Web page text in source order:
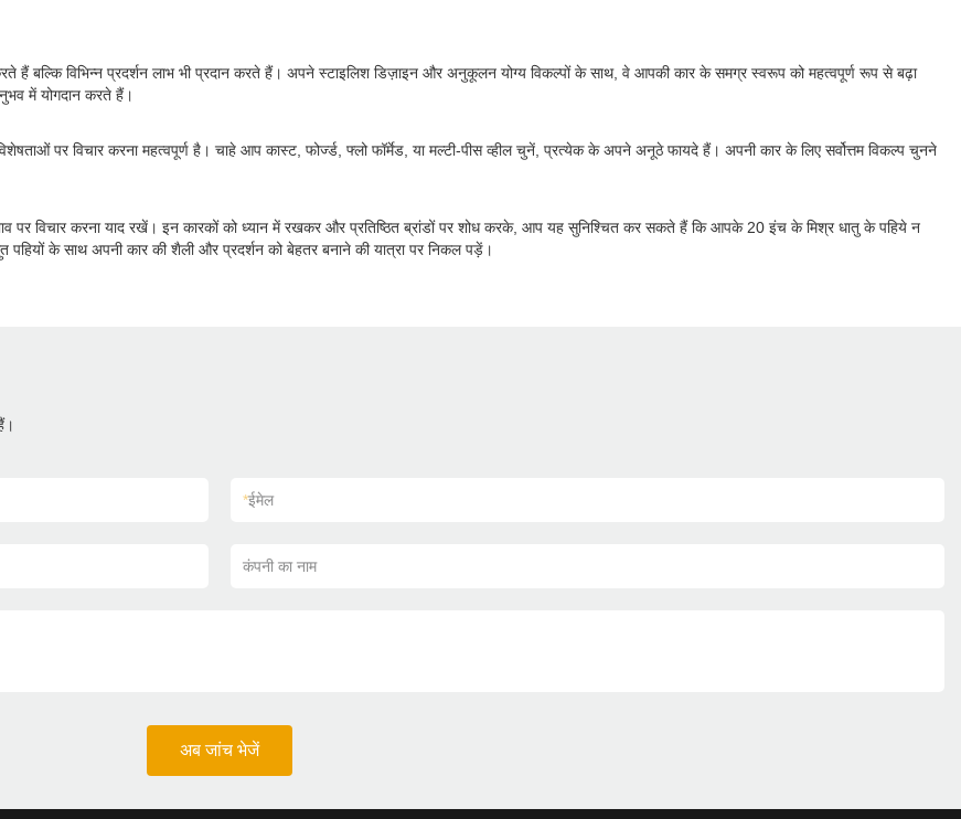
बल्कि विभिन्न प्रदर्शन लाभ भी प्रदान करते हैं। अपने स्टाइलिश डिज़ाइन और अनुकूलन योग्य विकल्पों के साथ, वे आपकी कार के समग्र स्वरूप को महत्वपूर्ण रूप से बढ़ा
में योगदान करते हैं।
पर विचार करना महत्वपूर्ण है। चाहे आप कास्ट, फोर्ज्ड, फ्लो फॉर्मेड, या मल्टी-पीस व्हील चुनें, प्रत्येक के अपने अनूठे फायदे हैं। अपनी कार के लिए सर्वोत्तम विकल्प चुनने
पर विचार करना याद रखें। इन कारकों को ध्यान में रखकर और प्रतिष्ठित ब्रांडों पर शोध करके, आप यह सुनिश्चित कर सकते हैं कि आपके 20 इंच के मिश्र धातु के पहिये न
के साथ अपनी कार की शैली और प्रदर्शन को बेहतर बनाने की यात्रा पर निकल पड़ें।
*ईमेल
कंपनी का नाम
अब जांच भेजें